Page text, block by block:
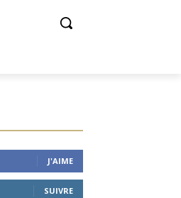
J'AIME
SUIVRE